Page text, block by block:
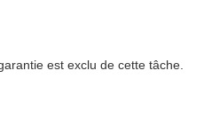
est exclu de cette tâche.